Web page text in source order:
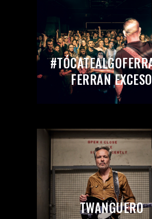
FERRAN EXCESO
TWANGUERO